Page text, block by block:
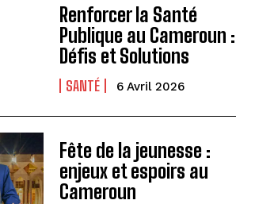
Renforcer la Santé
Publique au Cameroun :
Défis et Solutions
SANTÉ 6 Avril 2026
Fête de la jeunesse :
enjeux et espoirs au
Cameroun